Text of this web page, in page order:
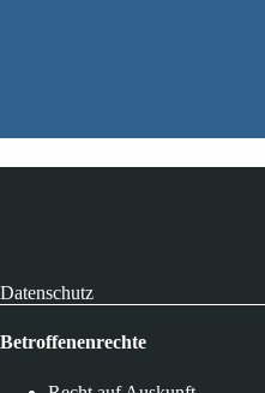
Datenschutz
Betroffenenrechte